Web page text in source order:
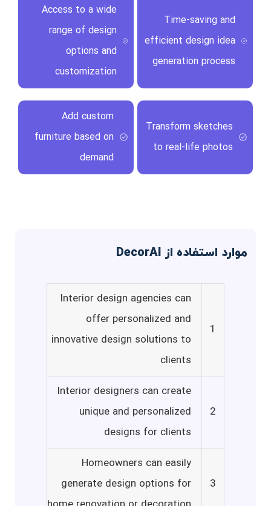
Time-saving and
efficient design idea
generation process
Access to a wide
range of design
options and
customization
Transform sketches
to real-life photos
Add custom
furniture based on
demand
موارد استفاده از DecorAI
1
Interior design agencies can
offer personalized and
innovative design solutions to
clients
2
Interior designers can create
unique and personalized
designs for clients
3
Homeowners can easily
generate design options for